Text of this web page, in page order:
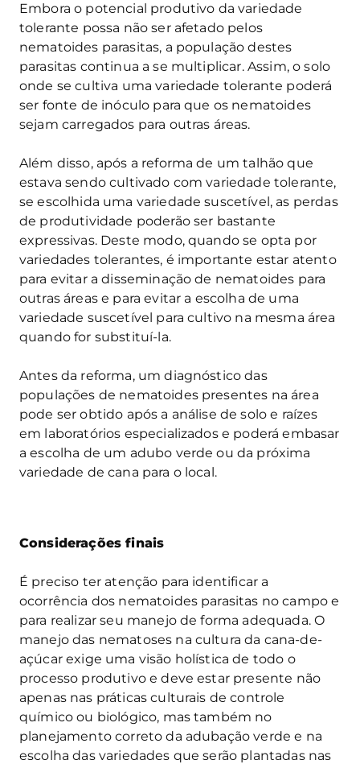
Embora o potencial produtivo da variedade
tolerante possa não ser afetado pelos
nematoides parasitas, a população destes
parasitas continua a se multiplicar. Assim, o solo
onde se cultiva uma variedade tolerante poderá
ser fonte de inóculo para que os nematoides
sejam carregados para outras áreas.
Além disso, após a reforma de um talhão que
estava sendo cultivado com variedade tolerante,
se escolhida uma variedade suscetível, as perdas
de produtividade poderão ser bastante
expressivas. Deste modo, quando se opta por
variedades tolerantes, é importante estar atento
para evitar a disseminação de nematoides para
outras áreas e para evitar a escolha de uma
variedade suscetível para cultivo na mesma área
quando for substituí-la.
Antes da reforma, um diagnóstico das
populações de nematoides presentes na área
pode ser obtido após a análise de solo e raízes
em laboratórios especializados e poderá embasar
a escolha de um adubo verde ou da próxima
variedade de cana para o local.
Considerações finais
É preciso ter atenção para identificar a
ocorrência dos nematoides parasitas no campo e
para realizar seu manejo de forma adequada. O
manejo das nematoses na cultura da cana-de-
açúcar exige uma visão holística de todo o
processo produtivo e deve estar presente não
apenas nas práticas culturais de controle
químico ou biológico, mas também no
planejamento correto da adubação verde e na
escolha das variedades que serão plantadas nas